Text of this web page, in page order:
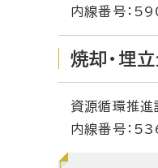
内線番号：
焼却・埋
資源循環推
内線番号：